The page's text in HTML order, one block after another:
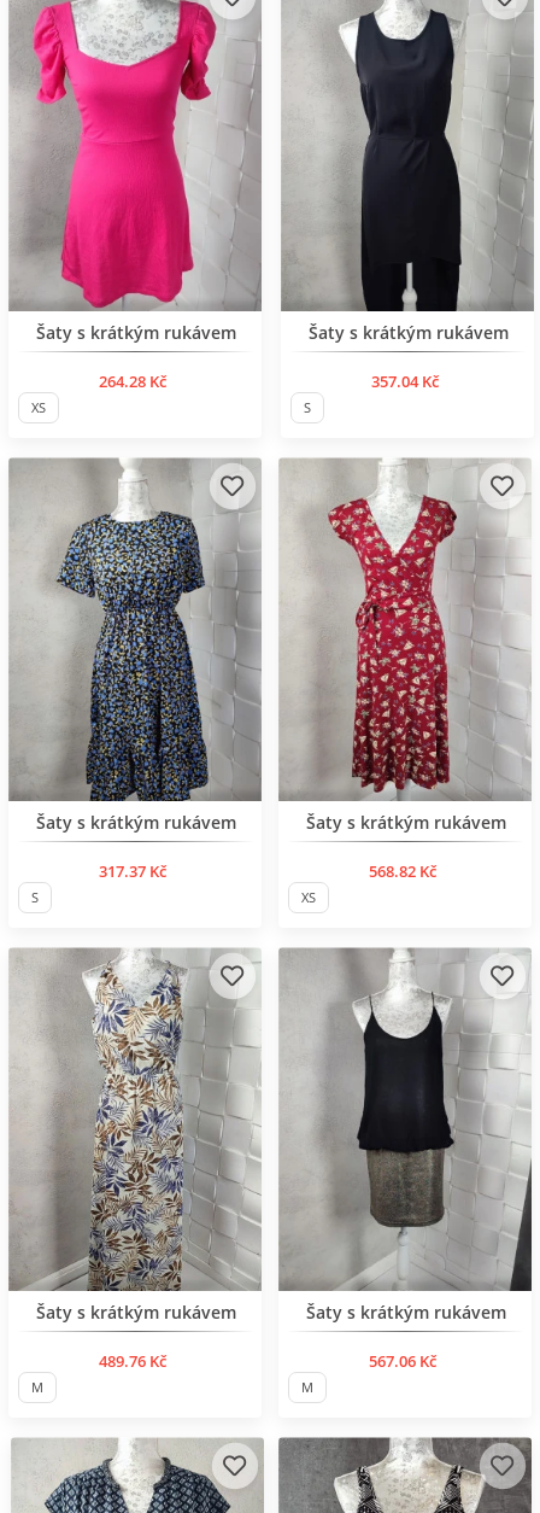
Šaty s krátkým rukávem
264.28 Kč
XS
BESTSELLER
Šaty s krátkým rukávem
357.04 Kč
S
BESTSELLER
Šaty s krátkým rukávem
317.37 Kč
S
BESTSELLER
Šaty s krátkým rukávem
568.82 Kč
XS
BESTSELLER
Šaty s krátkým rukávem
489.76 Kč
M
BESTSELLER
Šaty s krátkým rukávem
567.06 Kč
M